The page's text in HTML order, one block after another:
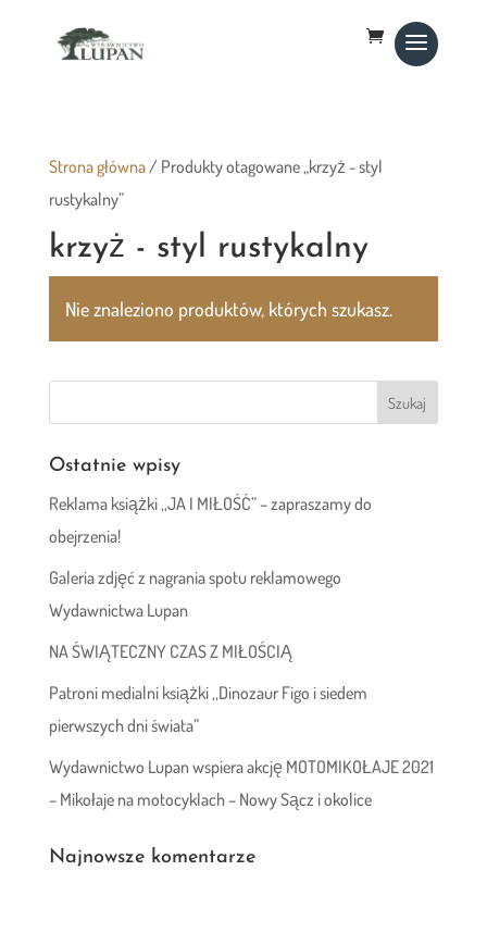
Strona główna/ Produkty otagowane „krzyż - styl
rustykalny”
krzyż - styl rustykalny
Nie znaleziono produktów, których szukasz.
Ostatnie wpisy
Reklama książki ,,JA I MIŁOŚĆ” – zapraszamy do
obejrzenia!
Galeria zdjęć z nagrania spotu reklamowego
Wydawnictwa Lupan
NA ŚWIĄTECZNY CZAS Z MIŁOŚCIĄ
Patroni medialni książki ,,Dinozaur Figo i siedem
pierwszych dni świata”
Wydawnictwo Lupan wspiera akcję MOTOMIKOŁAJE 2021
– Mikołaje na motocyklach – Nowy Sącz i okolice
Najnowsze komentarze